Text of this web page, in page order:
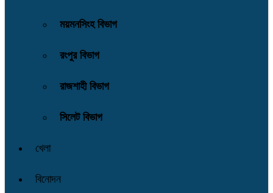
ময়মনসিংহ বিভাগ
রংপুর বিভাগ
রাজশাহী বিভাগ
সিলেট বিভাগ
খেলা
বিনোদন